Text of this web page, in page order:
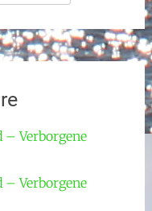
– Verborgene
– Verborgene